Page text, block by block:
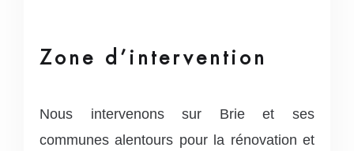
Zone d’intervention
Nous intervenons sur Brie et ses
communes alentours pour la rénovation et